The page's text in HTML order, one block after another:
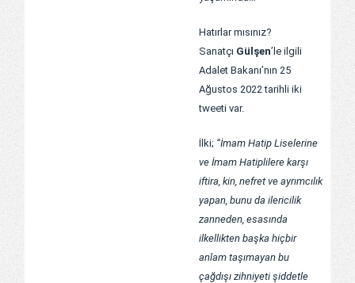
Hatırlar mısınız?
Sanatçı Gülşen’le ilgili
Adalet Bakanı’nın 25
Ağustos 2022 tarihli iki
tweeti var.
İlki; “İmam Hatip Liselerine
ve İmam Hatiplilere karşı
iftira, kin, nefret ve ayrımcılık
yapan, bunu da ilericilik
zanneden, esasında
ilkellikten başka hiçbir
anlam taşımayan bu
çağdışı zihniyeti şiddetle